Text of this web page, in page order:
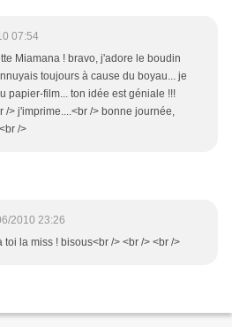
07:54
Miamana ! bravo, j'adore le boudin
toujours à cause du boyau... je
papier-film... ton idée est géniale !!!
/> j'imprime....<br /> bonne journée,
/>
2010 23:26
toi la miss ! bisous<br /> <br /> <br />